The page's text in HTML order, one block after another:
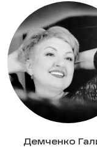
Демченко